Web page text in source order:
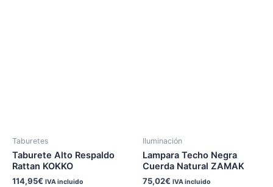
Taburetes
Taburete Alto Respaldo
Rattan KOKKO
114,95€ IVA incluido
Iluminación
Lampara Techo Negra
Cuerda Natural ZAMAK
75,02€ IVA incluido